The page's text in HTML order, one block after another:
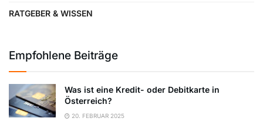
RATGEBER & WISSEN
Empfohlene Beiträge
Was ist eine Kredit- oder Debitkarte in
Österreich?
20. FEBRUAR 2025